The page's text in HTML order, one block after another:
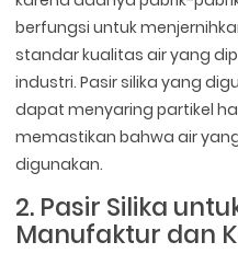
berfungsi untuk
standar kualitas air yang
industri. Pasir silika yang
dapat menyaring partikel
memastikan bahwa air
digunakan.
2. Pasir Silika
Manufaktur dan